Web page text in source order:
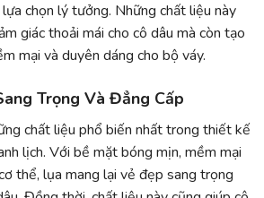
chọn lý tưởng. Những chất liệu này
giác thoải mái cho cô dâu mà còn tạo
mại và duyên dáng cho bộ váy.
Trọng Và Đẳng Cấp
chất liệu phổ biến nhất trong thiết kế
lịch. Với bề mặt bóng mịn, mềm mại
thể, lụa mang lại vẻ đẹp sang trọng